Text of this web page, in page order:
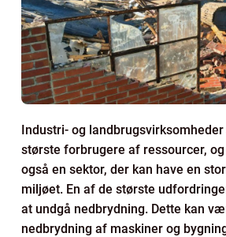
Industri- og
største forbrugere af ressourcer,
også en sektor, der kan have en
miljøet. En af de største
at undgå nedbrydning. Dette kan
nedbrydning af maskiner og